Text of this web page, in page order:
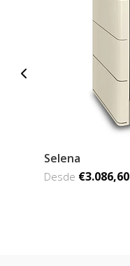
Selena
Desde €3.086,60